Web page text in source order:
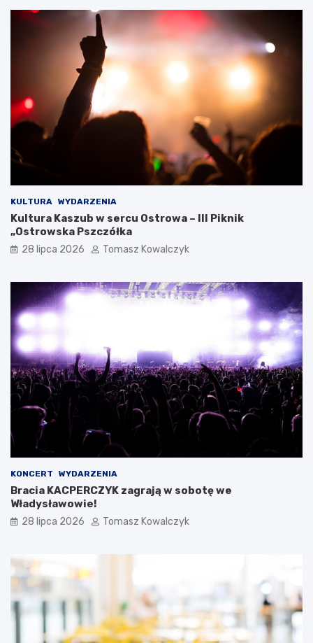
KULTURA WYDARZENIA
Kultura Kaszub w sercu Ostrowa – III Piknik
„Ostrowska Pszczółka
28 lipca 2026 Tomasz Kowalczyk
KONCERT WYDARZENIA
Bracia KACPERCZYK zagrają w sobotę we
Władysławowie!
28 lipca 2026 Tomasz Kowalczyk